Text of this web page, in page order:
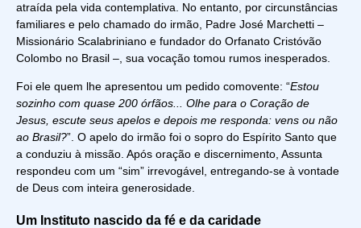
atraída pela vida contemplativa. No entanto, por circunstâncias
familiares e pelo chamado do irmão, Padre José Marchetti –
Missionário Scalabriniano e fundador do Orfanato Cristóvão
Colombo no Brasil –, sua vocação tomou rumos inesperados.
Foi ele quem lhe apresentou um pedido comovente: “Estou
sozinho com quase 200 órfãos... Olhe para o Coração de
Jesus, escute seus apelos e depois me responda: vens ou não
ao Brasil?”. O apelo do irmão foi o sopro do Espírito Santo que
a conduziu à missão. Após oração e discernimento, Assunta
respondeu com um “sim” irrevogável, entregando-se à vontade
de Deus com inteira generosidade.
Um Instituto nascido da fé e da caridade